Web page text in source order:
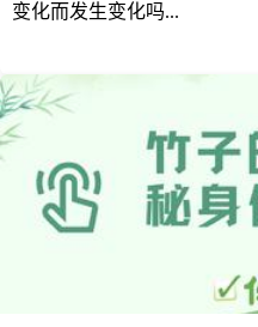
变化而发生变化吗...